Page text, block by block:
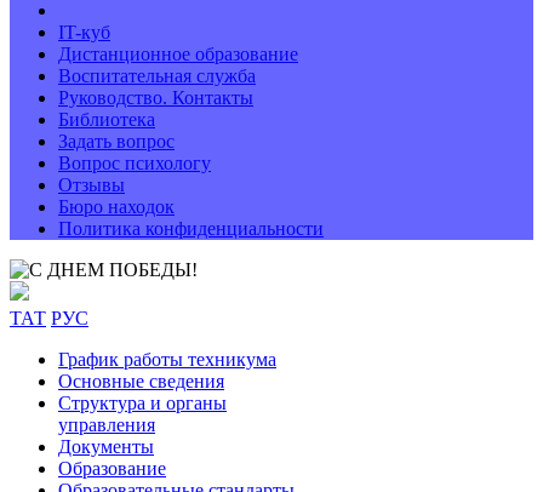
IT-куб
Дистанционное образование
Воспитательная служба
Руководство. Контакты
Библиотека
Задать вопрос
Вопрос психологу
Отзывы
Бюро находок
Политика конфиденциальности
ТАТ РУС
График работы техникума
Основные сведения
Структура и органы
управления
Документы
Образование